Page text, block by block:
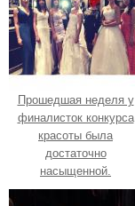
Прошедшая неделя у
финалисток конкурса
красоты была
достаточно
насыщенной.